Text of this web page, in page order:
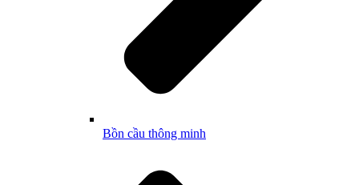
Bồn cầu thông minh